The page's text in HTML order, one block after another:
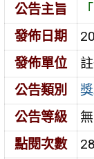
公告主旨
發佈日期
發佈單位
公告類別
公告等級
無
點閱次數